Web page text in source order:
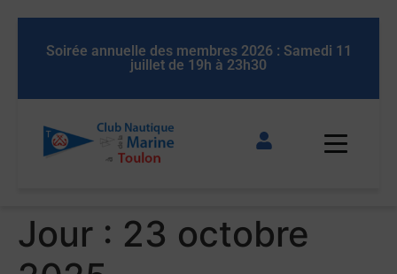
Soirée annuelle des membres 2026 : Samedi 11
juillet de 19h à 23h30
Jour : 23 octobre